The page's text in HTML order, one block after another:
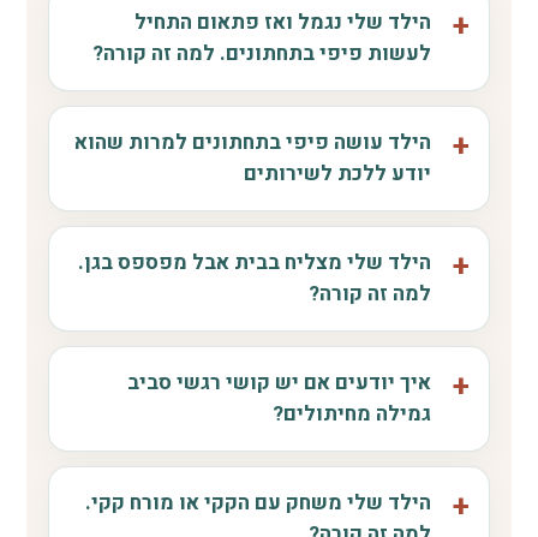
הילד שלי נגמל ואז פתאום התחיל
לעשות פיפי בתחתונים. למה זה קורה?
הילד עושה פיפי בתחתונים למרות שהוא
יודע ללכת לשירותים
הילד שלי מצליח בבית אבל מפספס בגן.
למה זה קורה?
איך יודעים אם יש קושי רגשי סביב
גמילה מחיתולים?
הילד שלי משחק עם הקקי או מורח קקי.